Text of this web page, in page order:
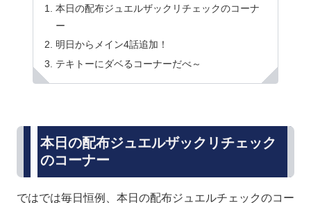
本日の配布ジュエルザックリチェックのコーナ
ー
明日からメイン4話追加！
テキトーにダベるコーナーだべ～
本日の配布ジュエルザックリチェック
のコーナー
ではでは毎日恒例、本日の配布ジュエルチェックのコー